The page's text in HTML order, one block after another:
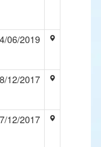
06/2019
12/2017
12/2017